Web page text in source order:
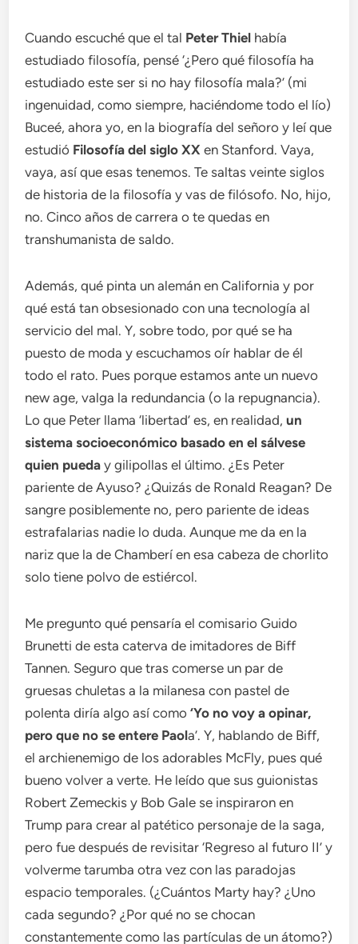
Cuando escuché que el tal Peter Thiel había
estudiado filosofía, pensé ‘¿Pero qué filosofía ha
estudiado este ser si no hay filosofía mala?’ (mi
ingenuidad, como siempre, haciéndome todo el lío)
Buceé, ahora yo, en la biografía del señoro y leí que
estudió Filosofía del siglo XX en Stanford. Vaya,
vaya, así que esas tenemos. Te saltas veinte siglos
de historia de la filosofía y vas de filósofo. No, hijo,
no. Cinco años de carrera o te quedas en
transhumanista de saldo.
Además, qué pinta un alemán en California y por
qué está tan obsesionado con una tecnología al
servicio del mal. Y, sobre todo, por qué se ha
puesto de moda y escuchamos oír hablar de él
todo el rato. Pues porque estamos ante un nuevo
new age, valga la redundancia (o la repugnancia).
Lo que Peter llama ‘libertad’ es, en realidad,un
sistema socioeconómico basado en el sálvese
quien pueda y gilipollas el último. ¿Es Peter
pariente de Ayuso? ¿Quizás de Ronald Reagan? De
sangre posiblemente no, pero pariente de ideas
estrafalarias nadie lo duda. Aunque me da en la
nariz que la de Chamberí en esa cabeza de chorlito
solo tiene polvo de estiércol.
Me pregunto qué pensaría el comisario Guido
Brunetti de esta caterva de imitadores de Biff
Tannen. Seguro que tras comerse un par de
gruesas chuletas a la milanesa con pastel de
polenta diría algo así como‘Yo no voy a opinar,
pero que no se entere Paola’. Y, hablando de Biff,
el archienemigo de los adorables McFly, pues qué
bueno volver a verte. He leído que sus guionistas
Robert Zemeckis y Bob Gale se inspiraron en
Trump para crear al patético personaje de la saga,
pero fue después de revisitar ‘Regreso al futuro II’ y
volverme tarumba otra vez con las paradojas
espacio temporales. (¿Cuántos Marty hay? ¿Uno
cada segundo? ¿Por qué no se chocan
constantemente como las partículas de un átomo?)